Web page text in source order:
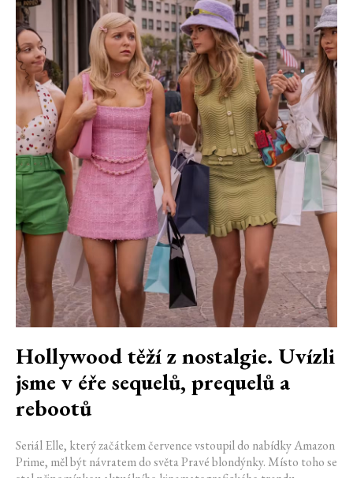
Hollywood těží z nostalgie. Uvízli
jsme v éře sequelů, prequelů a
rebootů
Seriál Elle, který začátkem července vstoupil do nabídky Amazon
Prime, měl být návratem do světa Pravé blondýnky. Místo toho se